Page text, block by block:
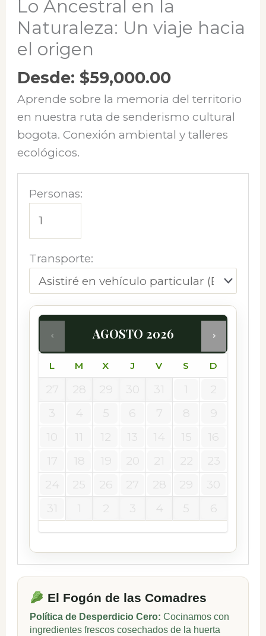
Lo Ancestral en la
Naturaleza: Un viaje hacia
el origen
Desde:$59,000.00
Aprende sobre la memoria del territorio
en nuestra ruta de senderismo cultural
bogota. Conexión ambiental y talleres
ecológicos.
Personas:
Transporte:
AGOSTO 2026
L M X J V S D
El Fogón de las Comadres
Política de Desperdicio Cero: Cocinamos con
ingredientes frescos cosechados de la huerta